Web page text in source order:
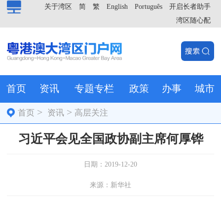
开启长者助手
Português
English
繁
简
关于湾区
湾区随心配
首页 资讯 专题专栏 政策 办事 城市
首页 > 资讯 > 高层关注
习近平会见全国政协副主席何厚铧
日期：2019-12-20
来源：新华社